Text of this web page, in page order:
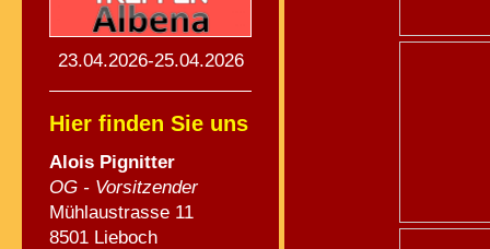
23.04.2026-25.04.2026
Hier finden Sie uns
Alois Pignitter
OG - Vorsitzender
Mühlaustrasse 11
8501 Lieboch